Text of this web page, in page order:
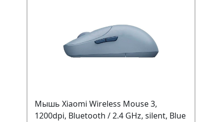
Мышь Xiaomi Wireless Mouse 3,
1200dpi, Bluetooth / 2.4 GHz, silent, Blue